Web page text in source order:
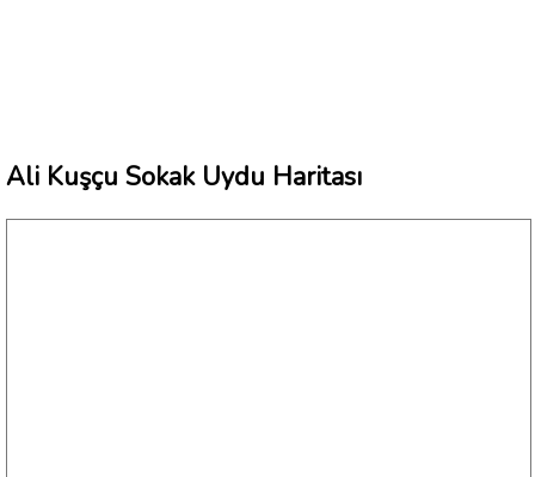
Ali Kuşçu Sokak Uydu Haritası